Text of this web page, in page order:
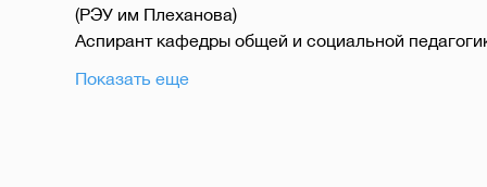
(РЭУ им Плеханова)
Аспирант кафедры общей и социальной
Показать еще